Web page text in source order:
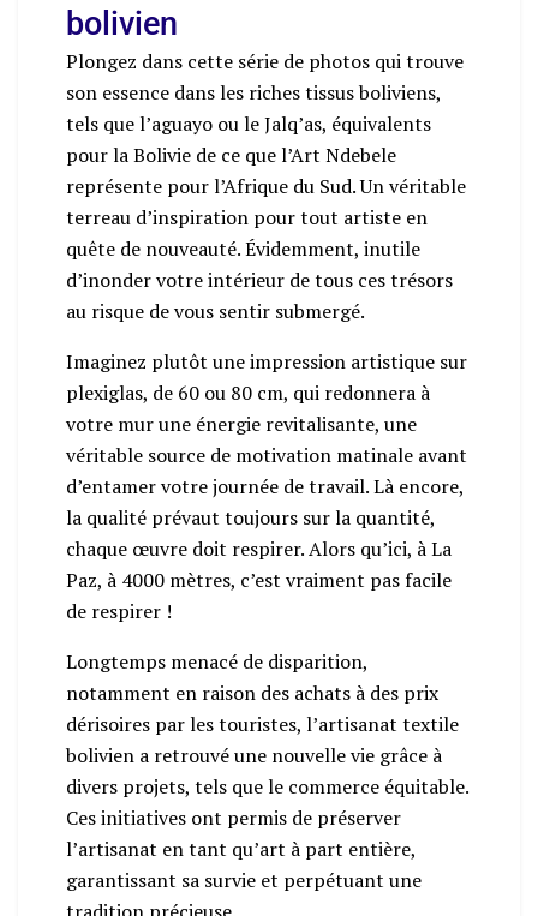
bolivien
Plongez dans cette série de photos qui trouve
son essence dans les riches tissus boliviens,
tels que l’aguayo ou le Jalq’as, équivalents
pour la Bolivie de ce que l’Art Ndebele
représente pour l’Afrique du Sud. Un véritable
terreau d’inspiration pour tout artiste en
quête de nouveauté. Évidemment, inutile
d’inonder votre intérieur de tous ces trésors
au risque de vous sentir submergé.
Imaginez plutôt une impression artistique sur
plexiglas, de 60 ou 80 cm, qui redonnera à
votre mur une énergie revitalisante, une
véritable source de motivation matinale avant
d’entamer votre journée de travail. Là encore,
la qualité prévaut toujours sur la quantité,
chaque œuvre doit respirer. Alors qu’ici, à La
Paz, à 4000 mètres, c’est vraiment pas facile
de respirer !
Longtemps menacé de disparition,
notamment en raison des achats à des prix
dérisoires par les touristes, l’artisanat textile
bolivien a retrouvé une nouvelle vie grâce à
divers projets, tels que le commerce équitable.
Ces initiatives ont permis de préserver
l’artisanat en tant qu’art à part entière,
garantissant sa survie et perpétuant une